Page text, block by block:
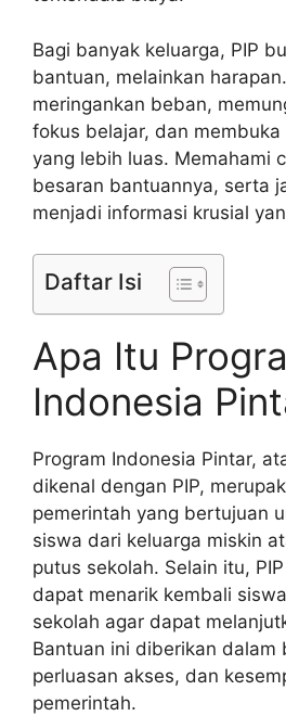
Bagi banyak keluarga, PIP
bantuan, melainkan
meringankan beban,
fokus belajar, dan
yang lebih luas. Memahami
besaran bantuannya, serta
menjadi informasi krusial
Daftar Isi
Apa Itu
Indonesia
Program Indonesia Pintar,
dikenal dengan PIP,
pemerintah yang bertujuan
siswa dari keluarga miskin
putus sekolah. Selain itu,
dapat menarik kembali
sekolah agar dapat
Bantuan ini diberikan dalam
perluasan akses, dan
pemerintah.